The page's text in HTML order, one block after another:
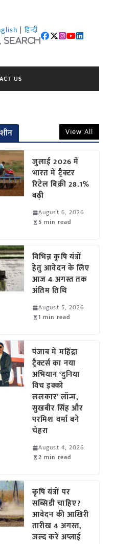
| हिन्दी
Search
US
View All
जुलाई 2026 में
भारत में ट्रैक्टर
रिटेल बिक्री 28.1%
बढ़ी
August 6, 2026
5 min read
विभिन्न कृषि यंत्रों
हेतु आवेदन के लिए
आज 4 अगस्त तक
अंतिम तिथि
August 5, 2026
1 min read
पंजाब में महिंद्रा
ट्रैक्टर्स का नया
अभियान ‘दुनिया
विच इक्को
ललकार’ लॉन्च,
सुखबीर सिंह और
परमिश वर्मा बने
चेहरा
August 4, 2026
2 min read
कृषि यंत्रों पर
सब्सिडी चाहिए?
आवेदन की आखिरी
तारीख 4 अगस्त,
जल्द करें अप्लाई